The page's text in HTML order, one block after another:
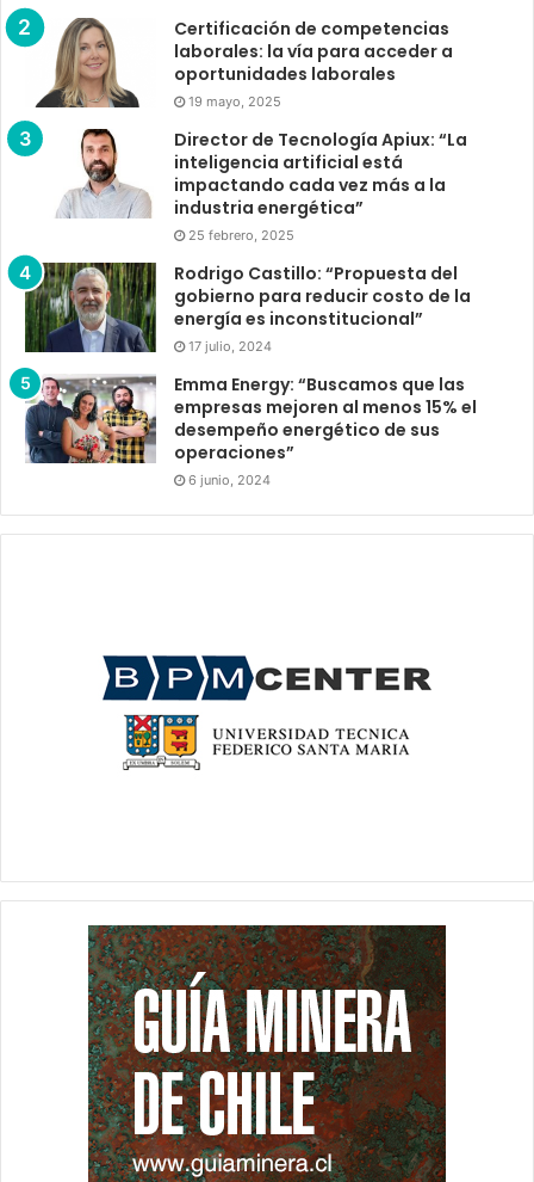
Certificación de competencias
laborales: la vía para acceder a
oportunidades laborales
19 mayo, 2025
Director de Tecnología Apiux: “La
inteligencia artificial está
impactando cada vez más a la
industria energética”
25 febrero, 2025
Rodrigo Castillo: “Propuesta del
gobierno para reducir costo de la
energía es inconstitucional”
17 julio, 2024
Emma Energy: “Buscamos que las
empresas mejoren al menos 15% el
desempeño energético de sus
operaciones”
6 junio, 2024